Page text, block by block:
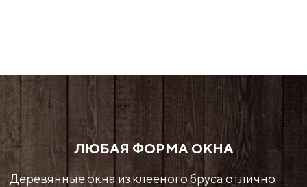
ЛЮБАЯ ФОРМА ОКНА
Деревянные окна из клееного бруса отлично